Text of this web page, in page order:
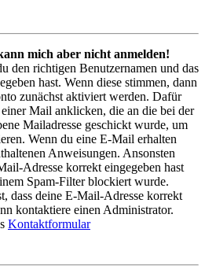
mich aber nicht anmelden!
den richtigen Benutzernamen und das
hast. Wenn diese stimmen, dann
zunächst aktiviert werden. Dafür
Mail anklicken, die an die bei der
Mailadresse geschickt wurde, um
Wenn du eine E-Mail erhalten
Anweisungen. Ansonsten
Adresse korrekt eingegeben hast
Spam-Filter blockiert wurde.
dass deine E-Mail-Adresse korrekt
kontaktiere einen Administrator.
Kontaktformular